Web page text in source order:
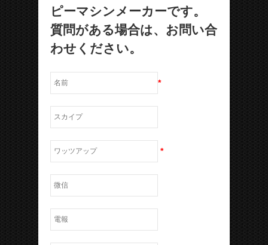
ピーマシンメーカーです。
質問がある場合は、お問い合
わせください。
*
*